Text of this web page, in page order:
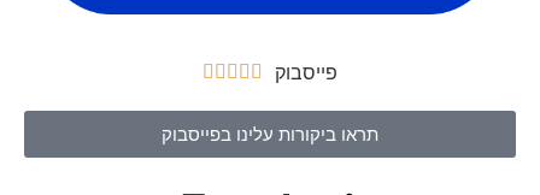
פייסבוק 




תראו ביקורות עלינו בפייסבוק